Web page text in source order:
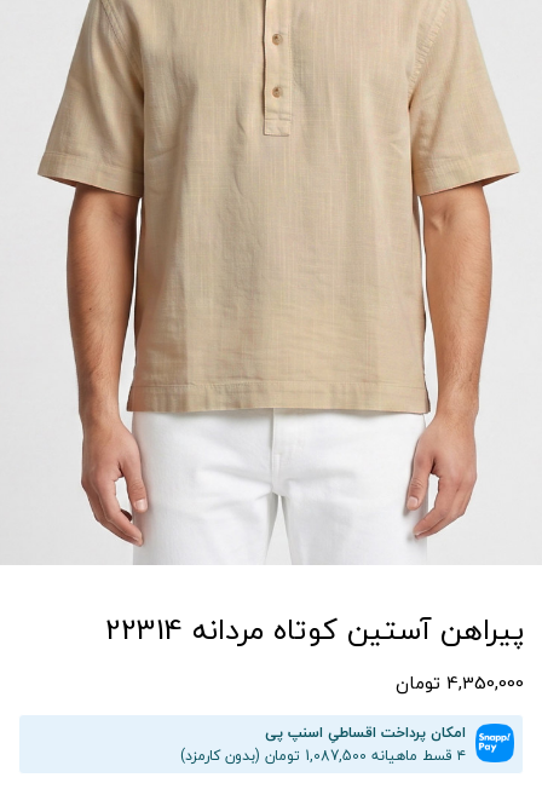
پیراهن آستین کوتاه مردانه 22314
4,350,000 تومان
امکان پرداخت اقساطیِ اسنپ پی
۴ قسط ماهیانه 1,087,500 تومان (بدون کارمزد)